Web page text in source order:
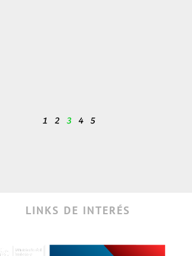
1 2 3 4 5
LINKS DE INTERÉS